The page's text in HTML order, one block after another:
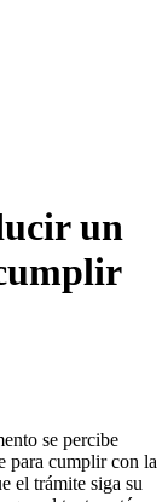
un
se percibe
para cumplir con la
el trámite siga su